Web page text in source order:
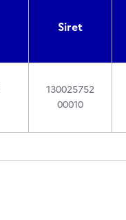
Siret
130025752
00010